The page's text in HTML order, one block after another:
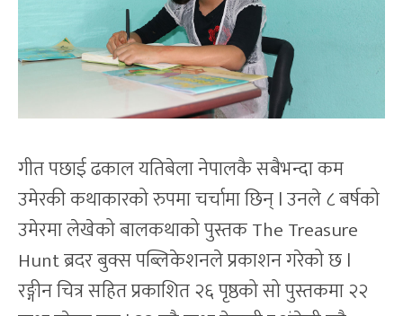
गीत पछाई ढकाल यतिबेला नेपालकै सबैभन्दा कम
उमेरकी कथाकारको रुपमा चर्चामा छिन् l उनले ८ बर्षको
उमेरमा लेखेको बालकथाको पुस्तक The Treasure
Hunt ब्रदर बुक्स पब्लिकेशनले प्रकाशन गरेको छ l
रङ्गीन चित्र सहित प्रकाशित २६ पृष्ठको सो पुस्तकमा २२